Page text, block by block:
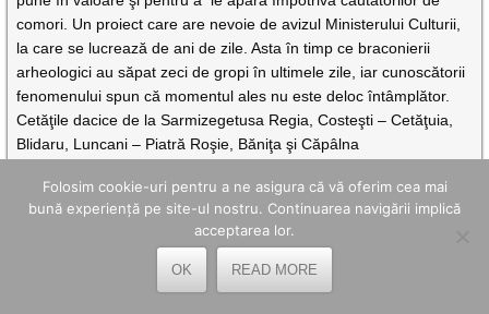
comori. Un proiect care are nevoie de avizul Ministerului Culturii,
la care se lucrează de ani de zile. Asta în timp ce braconierii
arheologici au săpat zeci de gropi în ultimele zile, iar cunoscătorii
fenomenului spun că momentul ales nu este deloc întâmplător.
Cetăţile dacice de la Sarmizegetusa Regia, Costeşti – Cetăţuia,
Blidaru, Luncani – Piatră Roşie, Băniţa şi Căpâlna
ALERTĂ/ CETATEA DACICĂ DE LA COSTEŞTI A FOST VANDALIZATĂ!
Carmen Cosman - Preda |septembrie 18, 2015
Folosim cookie-uri pentru a ne asigura că vă oferim cea mai
bună experiență pe site-ul nostru. Continuarea navigării implică
acceptarea lor.
OK READ MORE